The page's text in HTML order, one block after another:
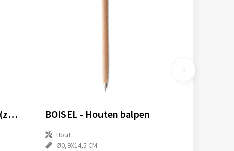
Celuk bamboe balpen (zwarte inkt) BOISEL - Houten balpen
Hout
Ø0,9X14,5 CM